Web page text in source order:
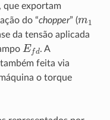
, que exportam
do “chopper” (m
da tensão aplicada
Ef
. A
feita via
o torque